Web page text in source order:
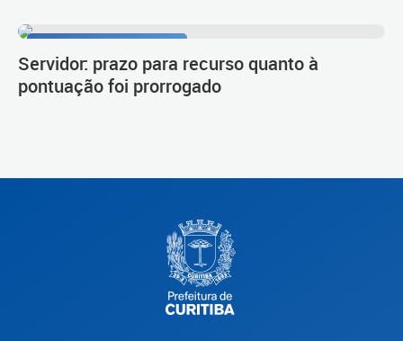
Servidor: prazo para recurso quanto à
pontuação foi prorrogado